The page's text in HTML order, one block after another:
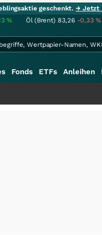
geschenkt.→ Jetzt
% Öl (Brent) 83,26 -0,33%
Fonds ETFs Anleihen